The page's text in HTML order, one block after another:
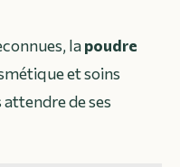
lapoudre
et soins
de ses